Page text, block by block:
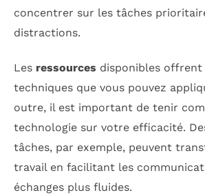
concentrer sur les tâches
distractions.
Les ressources disponibles offrent
techniques que vous pouvez
outre, il est important de tenir
technologie sur votre efficacité.
tâches, par exemple, peuvent
travail en facilitant les
échanges plus fluides.